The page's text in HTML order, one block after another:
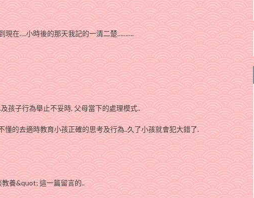
現在….小時後的那天我記的一清二楚……….
孩子行為舉止不妥時, 父母當下的處理模式..
的去適時教育小孩正確的思考及行為..久了小孩就會犯大錯了.
養&quot; 這一篇留言的..